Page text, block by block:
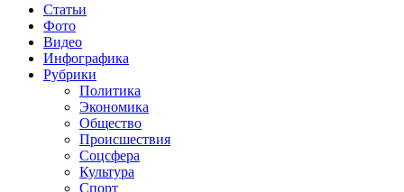
Статьи
Фото
Видео
Инфографика
Рубрики
Политика
Экономика
Общество
Происшествия
Соцсфера
Культура
Спорт